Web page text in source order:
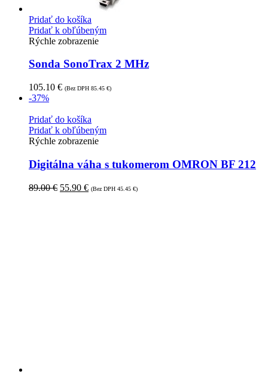
Pridať do košíka
Pridať k obľúbeným
Rýchle zobrazenie
Sonda SonoTrax 2 MHz
105.10 € (Bez DPH 85.45 €)
-37%
Pridať do košíka
Pridať k obľúbeným
Rýchle zobrazenie
Digitálna váha s tukomerom OMRON BF 212
89.00€ 55.90 € (Bez DPH 45.45 €)